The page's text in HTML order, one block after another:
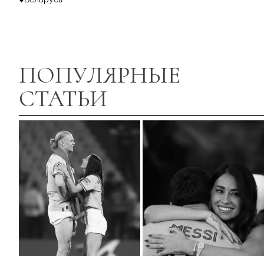
ПОПУЛЯРНЫЕ
СТАТЬИ